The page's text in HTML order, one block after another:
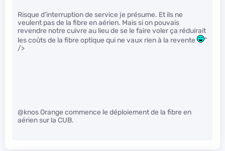
Risque d’interruption de service je présume. Et ils ne
veulent pas de la fibre en aérien. Mais si on pouvais
revendre notre cuivre au lieu de se le faire voler ça réduirait
les coûts de la fibre optique qui ne vaux rien à la revente
"
/>
@knos Orange commence le déploiement de la fibre en
aérien sur la CUB.